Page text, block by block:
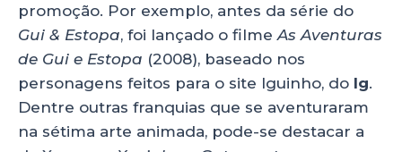
promoção. Por exemplo, antes da série do
Gui & Estopa, foi lançado o filme As Aventuras
de Gui e Estopa (2008), baseado nos
personagens feitos para o site Iguinho, do Ig.
Dentre outras franquias que se aventuraram
na sétima arte animada, pode-se destacar a